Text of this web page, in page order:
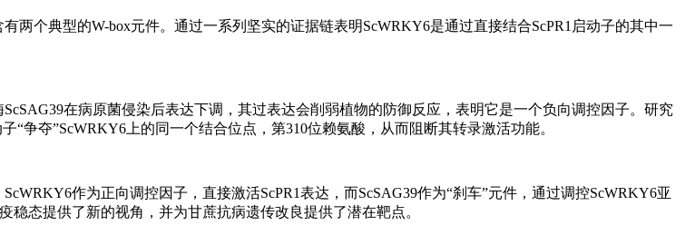
两个典型的W-box元件。通过一系列坚实的证据链表明ScWRKY6是通过直接结合ScPR1启动子的其中一
在病原菌侵染后表达下调，其过表达会削弱植物的防御反应，表明它是一个负向调控因子。研究
“争夺”ScWRKY6上的同一个结合位点，第310位赖氨酸，从而阻断其转录激活功能。
作为正向调控因子，直接激活ScPR1表达，而ScSAG39作为“刹车”元件，通过调控ScWRKY6亚
态提供了新的视角，并为甘蔗抗病遗传改良提供了潜在靶点。